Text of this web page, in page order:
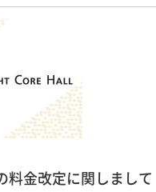
料金改定に関しまして